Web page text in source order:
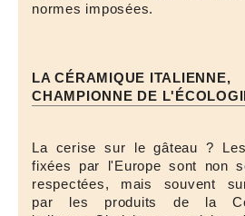
normes imposées.
LA CÉRAMIQUE ITALIENNE,
CHAMPIONNE DE
La cerise sur le gâteau ?
fixées par l'Europe sont non
respectées, mais souvent
par les produits de la